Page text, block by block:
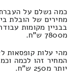
כמה נשלם על
מ7800 ש"ח.
מהי עלות קופסאות
יותר מ250 ש"ח.